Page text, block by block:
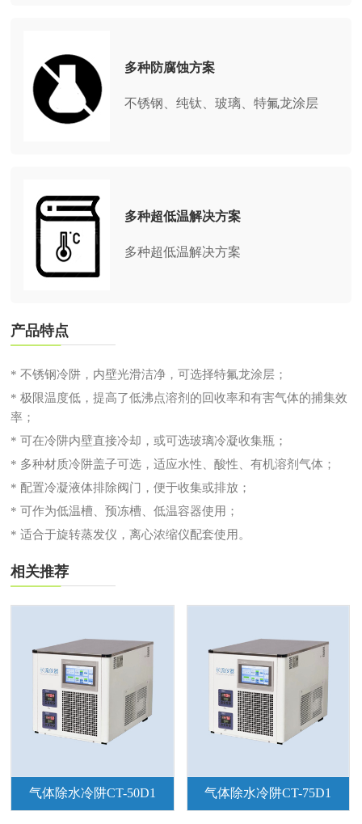
多种防腐蚀方案
不锈钢、纯钛、玻璃、特氟龙涂层
多种超低温解决方案
多种超低温解决方案
产品特点
* 不锈钢冷阱，内壁光滑洁净，可选择特氟龙涂层；
* 极限温度低，提高了低沸点溶剂的回收率和有害气体的捕集效
率；
* 可在冷阱内壁直接冷却，或可选玻璃冷凝收集瓶；
* 多种材质冷阱盖子可选，适应水性、酸性、有机溶剂气体；
* 配置冷凝液体排除阀门，便于收集或排放；
* 可作为低温槽、预冻槽、低温容器使用；
* 适合于旋转蒸发仪，离心浓缩仪配套使用。
相关推荐
气体除水冷阱CT-50D1 气体除水冷阱CT-75D1